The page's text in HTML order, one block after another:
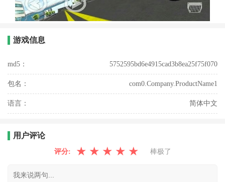
游戏信息
md5： 5752595bd6e4915cad3b8ea25f75f070
包名： com0.Company.ProductName1
语言： 简体中文
用户评论
评分: ★ ★ ★ ★ ★ 棒极了